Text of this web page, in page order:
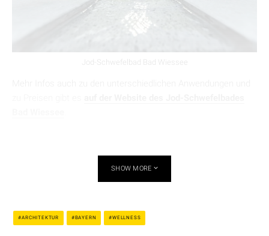
Jod-Schwefelbad Bad Wiessee
SHOW MORE
ARCHITEKTUR BAYERN WELLNESS